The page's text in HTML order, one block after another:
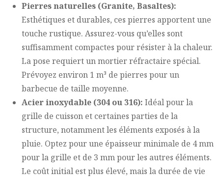
Pierres naturelles (Granite, Basaltes):
Esthétiques et durables, ces pierres apportent une
touche rustique. Assurez-vous qu’elles sont
suffisamment compactes pour résister à la chaleur.
La pose requiert un mortier réfractaire spécial.
Prévoyez environ 1 m³ de pierres pour un
barbecue de taille moyenne.
Acier inoxydable (304 ou 316): Idéal pour la
grille de cuisson et certaines parties de la
structure, notamment les éléments exposés à la
pluie. Optez pour une épaisseur minimale de 4 mm
pour la grille et de 3 mm pour les autres éléments.
Le coût initial est plus élevé, mais la durée de vie